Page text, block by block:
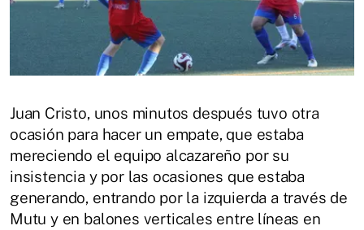
Juan Cristo, unos minutos después tuvo otra
ocasión para hacer un empate, que estaba
mereciendo el equipo alcazareño por su
insistencia y por las ocasiones que estaba
generando, entrando por la izquierda a través de
Mutu y en balones verticales entre líneas en